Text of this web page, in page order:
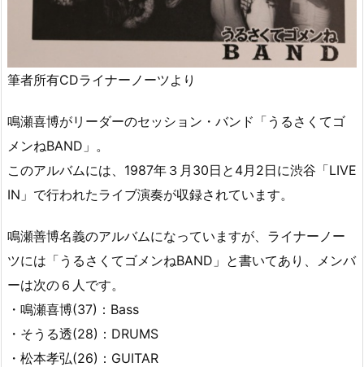
筆者所有CDライナーノーツより
鳴瀬喜博がリーダーのセッション・バンド「うるさくてゴ
メンねBAND」。
このアルバムには、1987年３月30日と4月2日に渋谷「LIVE
IN」で行われたライブ演奏が収録されています。
鳴瀬善博名義のアルバムになっていますが、ライナーノー
ツには「うるさくてゴメンねBAND」と書いてあり、メンバ
ーは次の６人です。
・鳴瀬喜博(37)：Bass
・そうる透(28)：DRUMS
・松本孝弘(26)：GUITAR